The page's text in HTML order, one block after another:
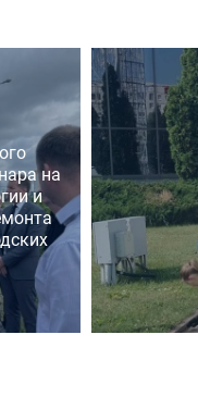
на
и